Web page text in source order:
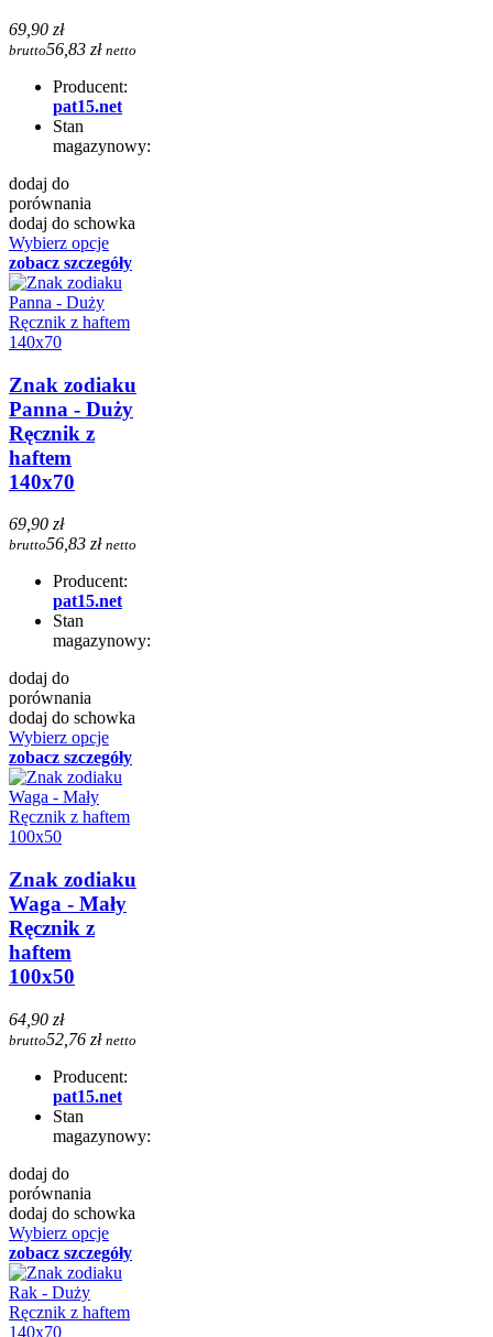
69,90 zł
brutto56,83 zł netto
Producent:
pat15.net
Stan
magazynowy:
dodaj do
porównania
dodaj do schowka
Wybierz opcje
zobacz szczegóły
Znak zodiaku
Panna - Duży
Ręcznik z
haftem
140x70
69,90 zł
brutto56,83 zł netto
Producent:
pat15.net
Stan
magazynowy:
dodaj do
porównania
dodaj do schowka
Wybierz opcje
zobacz szczegóły
Znak zodiaku
Waga - Mały
Ręcznik z
haftem
100x50
64,90 zł
brutto52,76 zł netto
Producent:
pat15.net
Stan
magazynowy:
dodaj do
porównania
dodaj do schowka
Wybierz opcje
zobacz szczegóły